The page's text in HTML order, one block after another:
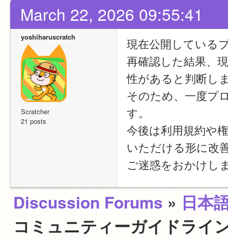
March 22, 2026 09:55:41
yoshiharuscratch
Scratcher
21 posts
現在公開している
再確認した結果、
性があると判断し
そのため、一度プ
す。
今後は利用規約や
いただける形に改
ご迷惑をおかけし
Discussion Forums » 日本
コミュニティーガイドライ